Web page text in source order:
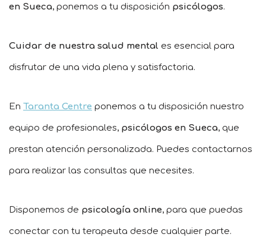
en Sueca, ponemos a tu disposición psicólogos.
Cuidar de nuestra salud mental es esencial para
disfrutar de una vida plena y satisfactoria.
En Taranta Centre ponemos a tu disposición nuestro
equipo de profesionales, psicólogos en Sueca, que
prestan atención personalizada. Puedes contactarnos
para realizar las consultas que necesites.
Disponemos de psicología online, para que puedas
conectar con tu terapeuta desde cualquier parte.